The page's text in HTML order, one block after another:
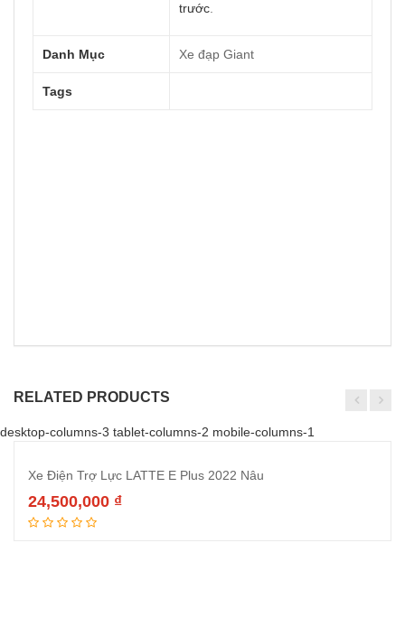
trước
Danh Mục Xe đạp Giant
Tags
RELATED PRODUCTS
desktop-columns-3 tablet-columns-2 mobile-columns-1
Xe Điện Trợ Lực LATTE E Plus 2022 Nâu
24,500,000 ₫